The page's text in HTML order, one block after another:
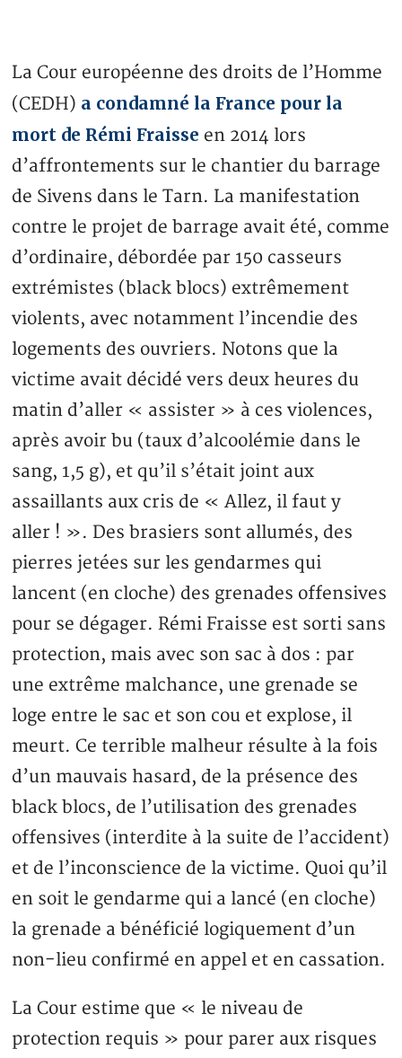
La Cour européenne des droits de l’Homme
(CEDH) a condamné la France pour la
mort de Rémi Fraisse en 2014 lors
d’affrontements sur le chantier du barrage
de Sivens dans le Tarn. La manifestation
contre le projet de barrage avait été, comme
d’ordinaire, débordée par 150 casseurs
extrémistes (black blocs) extrêmement
violents, avec notamment l’incendie des
logements des ouvriers. Notons que la
victime avait décidé vers deux heures du
matin d’aller « assister » à ces violences,
après avoir bu (taux d’alcoolémie dans le
sang, 1,5 g), et qu’il s’était joint aux
assaillants aux cris de « Allez, il faut y
aller ! ». Des brasiers sont allumés, des
pierres jetées sur les gendarmes qui
lancent (en cloche) des grenades offensives
pour se dégager. Rémi Fraisse est sorti sans
protection, mais avec son sac à dos : par
une extrême malchance, une grenade se
loge entre le sac et son cou et explose, il
meurt. Ce terrible malheur résulte à la fois
d’un mauvais hasard, de la présence des
black blocs, de l’utilisation des grenades
offensives (interdite à la suite de l’accident)
et de l’inconscience de la victime. Quoi qu’il
en soit le gendarme qui a lancé (en cloche)
la grenade a bénéficié logiquement d’un
non-lieu confirmé en appel et en cassation.
La Cour estime que « le niveau de
protection requis » pour parer aux risques